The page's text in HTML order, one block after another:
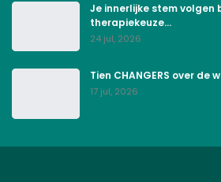
Je innerlijke stem volgen
therapiekeuze…
24 jul, 2026
Tien CHANGERS over de
17 jul, 2026